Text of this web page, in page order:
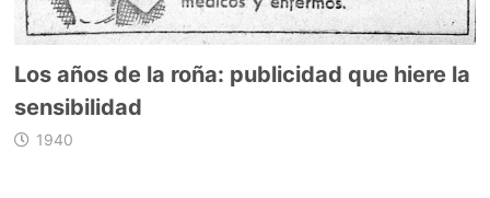
Los años de la roña: publicidad que hiere la
sensibilidad
1940